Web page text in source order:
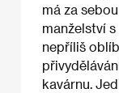
má za
manželství
nepříliš
kavárnu.